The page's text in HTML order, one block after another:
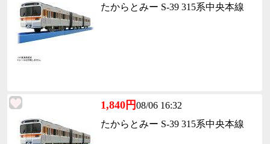
たからとみー S-39 315系中央本線
1,840円08/06 16:32
たからとみー S-39 315系中央本線